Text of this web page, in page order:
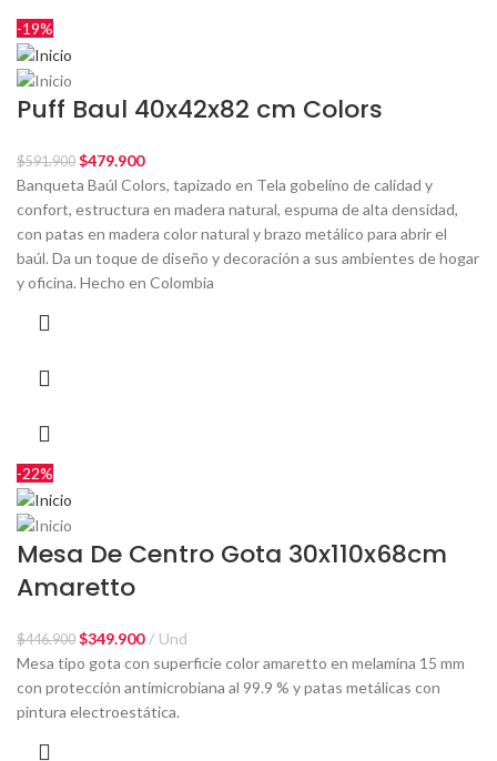
-19%
Puff Baul 40x42x82 cm Colors
$591.900 $479.900
Banqueta Baúl Colors, tapizado en Tela gobelino de calidad y
confort, estructura en madera natural, espuma de alta densidad,
con patas en madera color natural y brazo metálico para abrir el
baúl. Da un toque de diseño y decoración a sus ambientes de hogar
y oficina. Hecho en Colombia
-22%
Mesa De Centro Gota 30x110x68cm
Amaretto
$446.900 $349.900
Und
Mesa tipo gota con superficie color amaretto en melamina 15 mm
con protección antimicrobiana al 99.9 % y patas metálicas con
pintura electroestática.